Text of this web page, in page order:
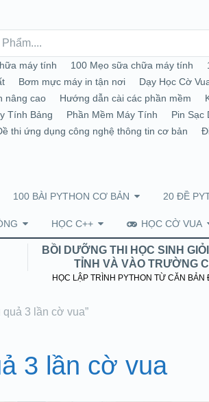
máy tính 100 Mẹo sữa chữa máy tính
Bơm mực máy in tận nơi Dạy Học Cờ
nâng cao Hướng dẫn cài các phần mềm
Tính Bảng Phần Mềm Máy Tính Pin Sạc
thi ứng dụng công nghệ thông tin cơ bản
100 BÀI PYTHON CƠ BẢN 20 ĐỀ
HỌC C++ HỌC CỜ VUA
BỒI DƯỠNG THI HỌC SINH
TỈNH VÀ VÀO TRƯỜNG
HỌC LẬP TRÌNH PYTHON TỪ CĂN BẢN
3 lần cờ vua”
3 lần cờ vua